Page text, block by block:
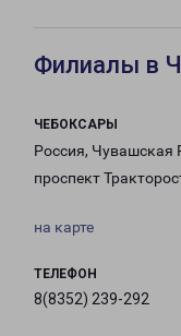
Филиалы в
ЧЕБОКСАРЫ
Россия, Чувашская
проспект
на карте
ТЕЛЕФОН
8(8352) 239-292